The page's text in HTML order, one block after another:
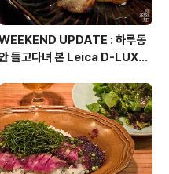
UPDATE : 하루동
들고다녀 본 Leica D-LUX6